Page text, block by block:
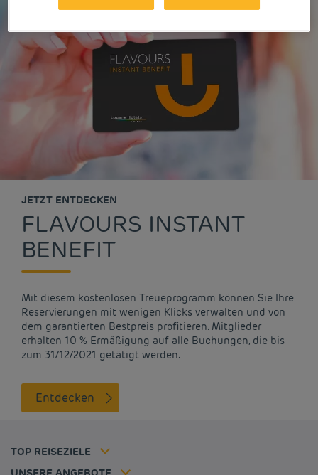
JETZT ENTDECKEN
FLAVOURS INSTANT
BENEFIT
Mit diesem kostenlosen Treueprogramm können Sie Ihre
Reservierungen mit wenigen Klicks verwalten und von
dem garantierten Bestpreis profitieren. Mitglieder
erhalten 10 % Ermäßigung auf alle Buchungen, die bis
zum 31/12/2021 getätigt werden.
Entdecken
TOP REISEZIELE
Günstige Hotels Paris
Günstige Hotels Hannover
Günstige Hotels Kiel
Günstige Hotels Frankreich
Mitgliedsrate
Impressum
Datenschutzrichtlinie
Richtlinie zur Verwendung von Cookies
Tax policy
Karriere